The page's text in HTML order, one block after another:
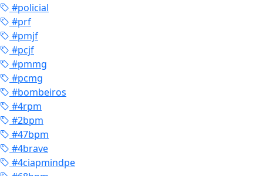
#policial
#prf
#pmjf
#pcjf
#pmmg
#pcmg
#bombeiros
#4rpm
#2bpm
#47bpm
#4brave
#4ciapmindpe